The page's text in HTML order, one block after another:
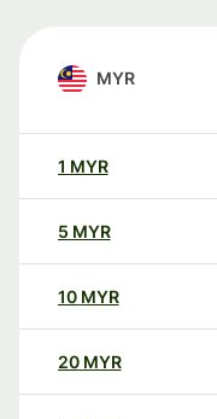
MYR
1 MYR
5 MYR
10 MYR
20 MYR